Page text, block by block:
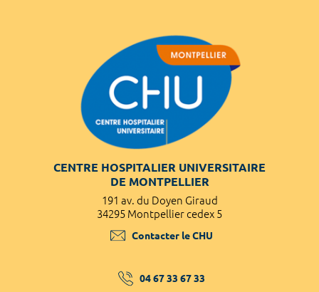
CENTRE HOSPITALIER UNIVERSITAIRE
DE MONTPELLIER
191 av. du Doyen Giraud
34295 Montpellier cedex 5
Contacter le CHU
04 67 33 67 33